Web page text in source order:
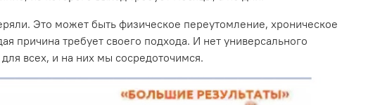
Это может быть физическое переутомление, хроническое
требует своего подхода. И нет универсального
всех, и на них мы сосредоточимся.